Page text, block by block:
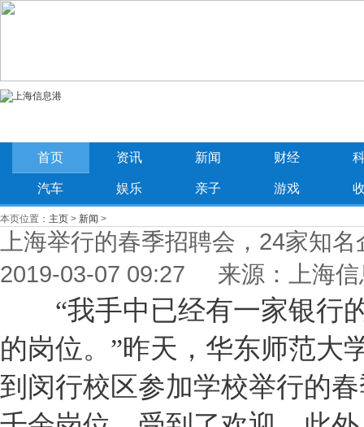
首页 资讯 新闻 财经
汽车 娱乐 亲子 游戏
本页位置： 主页 > 新闻 >
上海举行的春季招聘会，24家知
2019-03-07 09:27 来源：上海信
“我手中已经有一家银行的
的岗位。”昨天，华东师范大
到闵行校区参加学校举行的